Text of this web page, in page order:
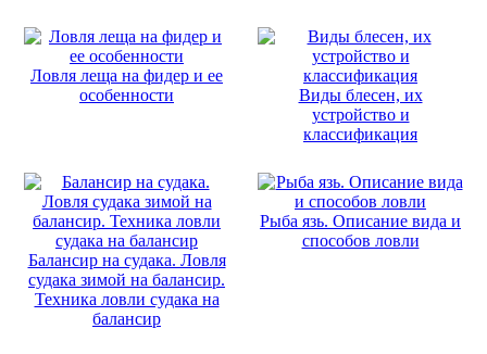
Ловля леща на фидер и ее
особенности
Виды блесен, их
устройство и
классификация
Балансир на судака. Ловля
судака зимой на балансир.
Техника ловли судака на
балансир
Рыба язь. Описание вида и
способов ловли